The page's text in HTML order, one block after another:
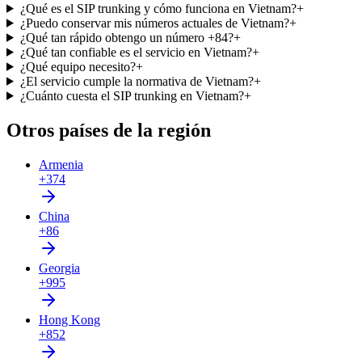
¿Qué es el SIP trunking y cómo funciona en Vietnam?+
¿Puedo conservar mis números actuales de Vietnam?+
¿Qué tan rápido obtengo un número +84?+
¿Qué tan confiable es el servicio en Vietnam?+
¿Qué equipo necesito?+
¿El servicio cumple la normativa de Vietnam?+
¿Cuánto cuesta el SIP trunking en Vietnam?+
Otros países de la región
Armenia
+374
China
+86
Georgia
+995
Hong Kong
+852